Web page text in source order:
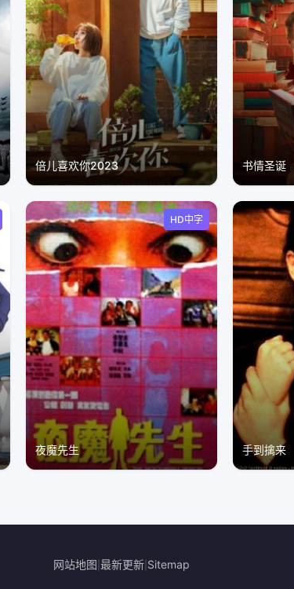
倍儿喜欢你2023 书情圣诞
HD中字
夜魔先生 手到擒来
网站地图 最新更新 Sitemap